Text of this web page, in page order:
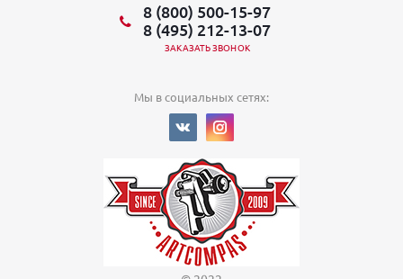
8 (800) 500-15-97
8 (495) 212-13-07
ЗАКАЗАТЬ ЗВОНОК
Мы в социальных сетях: